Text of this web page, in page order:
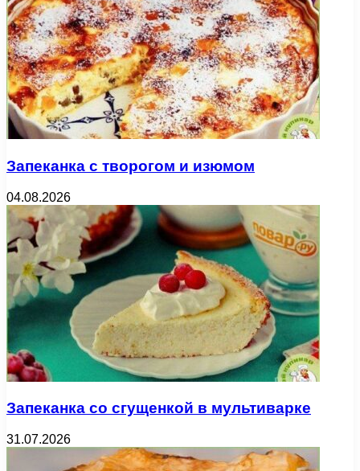
Запеканка с творогом и изюмом
04.08.2026
Запеканка со сгущенкой в мультиварке
31.07.2026